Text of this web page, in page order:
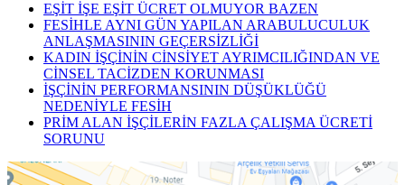
EŞİT İŞE EŞİT ÜCRET OLMUYOR BAZEN
FESİHLE AYNI GÜN YAPILAN ARABULUCULUK
ANLAŞMASININ GEÇERSİZLİĞİ
KADIN İŞÇİNİN CİNSİYET AYRIMCILIĞINDAN VE
CİNSEL TACİZDEN KORUNMASI
İŞÇİNİN PERFORMANSININ DÜŞÜKLÜĞÜ
NEDENİYLE FESİH
PRİM ALAN İŞÇİLERİN FAZLA ÇALIŞMA ÜCRETİ
SORUNU